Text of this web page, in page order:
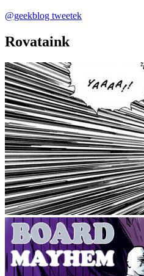
@geekblog tweetek
Rovataink